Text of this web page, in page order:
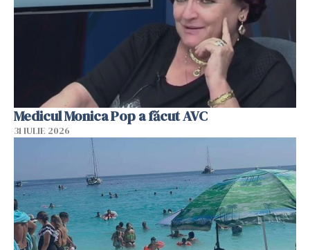
Medicul Monica Pop a făcut AVC
31 IULIE 2026